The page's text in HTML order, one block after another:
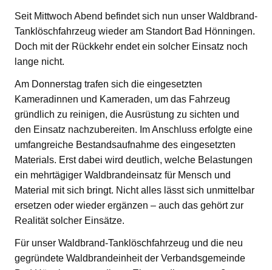
Seit Mittwoch Abend befindet sich nun unser Waldbrand-
Tanklöschfahrzeug wieder am Standort Bad Hönningen.
Doch mit der Rückkehr endet ein solcher Einsatz noch
lange nicht.
Am Donnerstag trafen sich die eingesetzten
Kameradinnen und Kameraden, um das Fahrzeug
gründlich zu reinigen, die Ausrüstung zu sichten und
den Einsatz nachzubereiten. Im Anschluss erfolgte eine
umfangreiche Bestandsaufnahme des eingesetzten
Materials. Erst dabei wird deutlich, welche Belastungen
ein mehrtägiger Waldbrandeinsatz für Mensch und
Material mit sich bringt. Nicht alles lässt sich unmittelbar
ersetzen oder wieder ergänzen – auch das gehört zur
Realität solcher Einsätze.
Für unser Waldbrand-Tanklöschfahrzeug und die neu
gegründete Waldbrandeinheit der Verbandsgemeinde